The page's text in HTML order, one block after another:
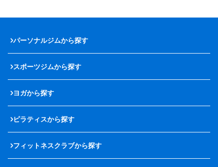
パーソナルジムから探す
スポーツジムから探す
ヨガから探す
ピラティスから探す
フィットネスクラブから探す